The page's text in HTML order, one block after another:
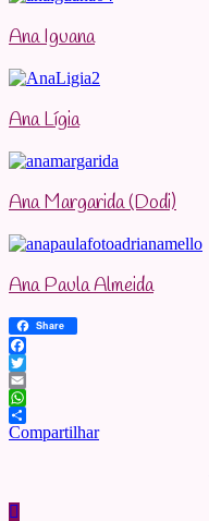
Ana Iguana
Ana Lígia
Ana Margarida (Dodi)
Ana Paula Almeida
Share
Facebook
Twitter
Email
WhatsApp
Compartilhar